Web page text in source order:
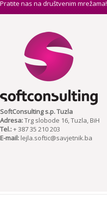
Pratite nas na društvenim mrežama!
SoftConsulting s.p. Tuzla
Adresa:Trg slobode 16, Tuzla, BiH
Tel.:+ 387 35 210 203
E-mail: lejla.softic@savjetnik.ba